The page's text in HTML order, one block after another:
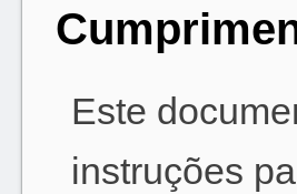
Este
instruções